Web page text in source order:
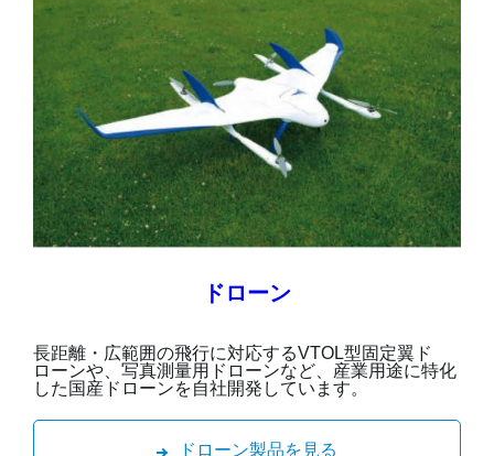
ドローン
長距離・広範囲の飛行に対応するVTOL型固定翼ド
ローンや、写真測量用ドローンなど、産業用途に特化
した国産ドローンを自社開発しています。
ドローン製品を見る